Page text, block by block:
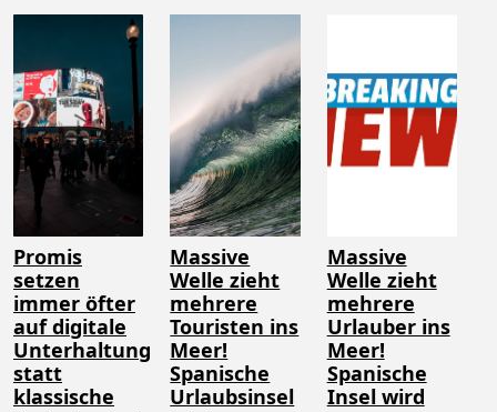
Promis
setzen
immer öfter
auf digitale
Unterhaltung
statt
klassische
Massive
Welle zieht
mehrere
Touristen ins
Meer!
Spanische
Urlaubsinsel
Massive
Welle zieht
mehrere
Urlauber ins
Meer!
Spanische
Insel wird